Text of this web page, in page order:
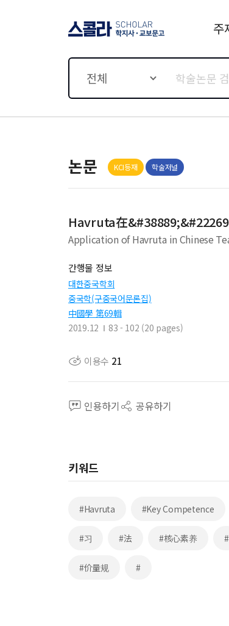
주
전체
논문 KCI등재 학술저널
Havruta在
Application of Havruta in Chinese
간행물 정보
대한중국학회
중국학(구중국어문론집)
中國學 第69輯
2019.12
83 - 102 (20 pages)
이용수 21
인용하기 공유하기
키워드
#Havruta #Key Competence
#习 #法 #核心素养 #
#价量规 #